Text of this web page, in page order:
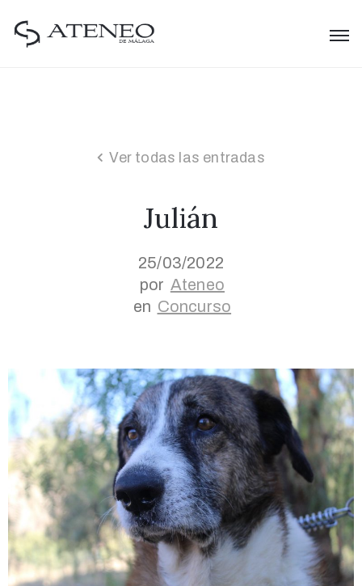
Ver todas las entradas
Julián
25/03/2022
por Ateneo
en Concurso